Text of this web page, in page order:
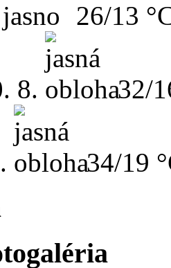
26/13
8. 32/
34/19